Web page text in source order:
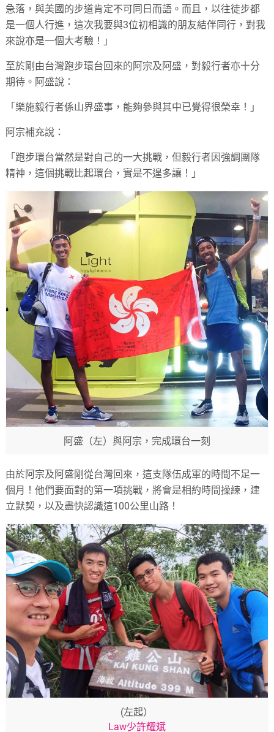
急落，與美國的步道肯定不可同日而語。而且，以往徒步都
是一個人行進，這次我要與3位初相識的朋友結伴同行，對我
來說亦是一個大考驗！」
至於剛由台灣跑步環台回來的阿宗及阿盛，對毅行者亦十分
期待。阿盛說：
「樂施毅行者係山界盛事，能夠參與其中已覺得很榮幸！」
阿宗補充說：
「跑步環台當然是對自己的一大挑戰，但毅行者因強調團隊
精神，這個挑戰比起環台，實是不遑多讓！」
阿盛（左）與阿宗，完成環台一刻
由於阿宗及阿盛剛從台灣回來，這支隊伍成軍的時間不足一
個月！他們要面對的第一項挑戰，將會是相約時間操練，建
立默契，以及盡快認識這100公里山路！
(左起）
Law少許耀斌